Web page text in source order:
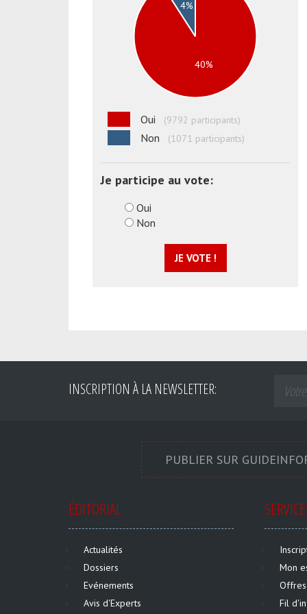
Oui (9792 participants)
Non (1071 participants)
Je participe au vote:
Oui
Non
JE VOTE !
INSCRIPTION À LA NEWSLETTER:
PUBLIER SUR
ÉDITORIAL
Actualités
Dossiers
Evénements
Avis d'Experts
Mon
Fil